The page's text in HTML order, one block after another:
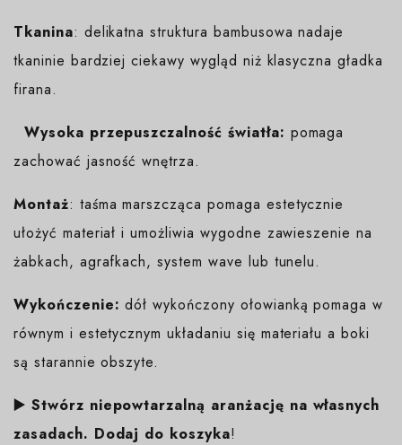
Tkanina: delikatna struktura bambusowa nadaje
tkaninie bardziej ciekawy wygląd niż klasyczna gładka
firana.
Wysoka przepuszczalność światła: pomaga
zachować jasność wnętrza.
Montaż: taśma marszcząca pomaga estetycznie
ułożyć materiał i umożliwia wygodne zawieszenie na
żabkach, agrafkach, system wave lub tunelu.
Wykończenie: dół wykończony ołowianką pomaga w
równym i estetycznym układaniu się materiału a boki
są starannie obszyte.
▶️ Stwórz niepowtarzalną aranżację na własnych
zasadach. Dodaj do koszyka!